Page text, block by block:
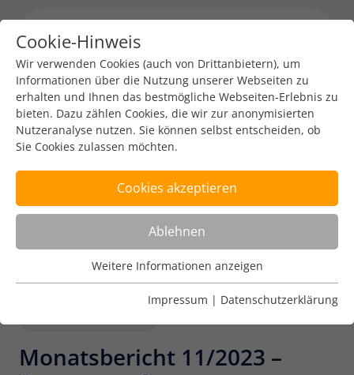
Monatsbericht 11/2023 –
Cookie-Hinweis
Wir verwenden Cookies (auch von Drittanbietern), um
Informationen über die Nutzung unserer Webseiten zu
erhalten und Ihnen das bestmögliche Webseiten-Erlebnis zu
bieten. Dazu zählen Cookies, die wir zur anonymisierten
Nutzeranalyse nutzen. Sie können selbst entscheiden, ob
Sie Cookies zulassen möchten.
Cookies akzeptieren
Ablehnen
Nutzungsanalyse
Cookies zur Nutzungsanalyse ermöglichen es uns zu
Weitere Informationen anzeigen
Impressum | Datenschutzerklärung